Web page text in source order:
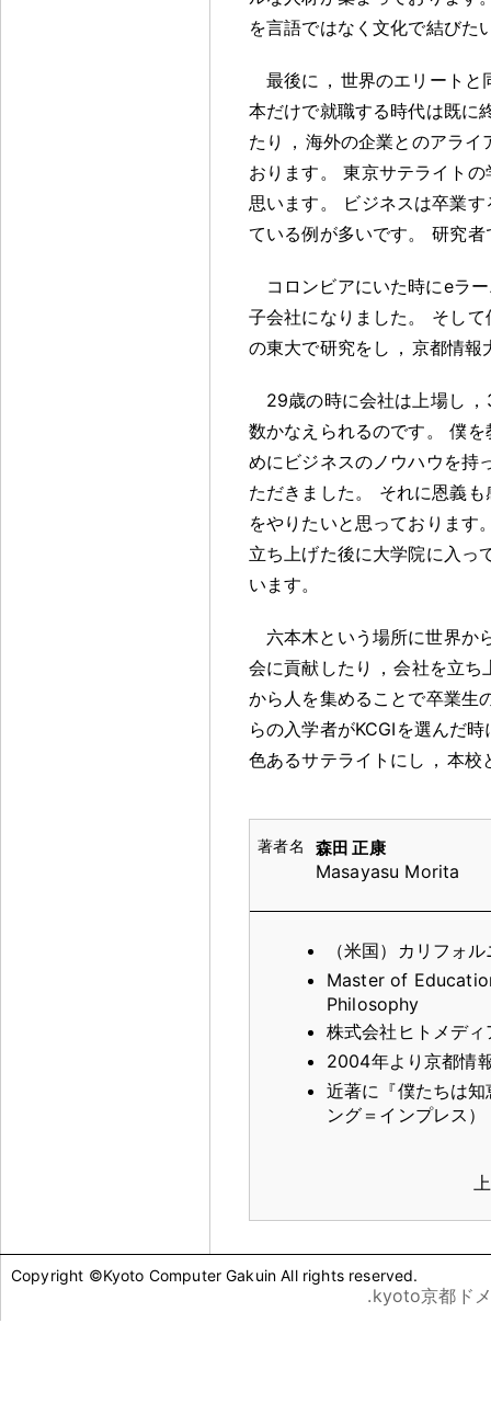
を言語ではなく文化で結びた
最後に ， 世界のエリートと
本だけで就職する時代は既に
たり
， 海外の企業とのアライ
おります 。
東京サテライトの
思います 。
ビジネスは卒業
ている例が多いです。 研究者
コロンビアにいた時にeラ
子会社になりました 。
そして
の東大で研究をし ， 京都情報
29歳の時に会社は上場し ，
数かなえられるのです 。
僕を
めにビジネスのノウハウを持
ただきました 。
それに恩義
をやりたいと思っております
立ち上げた後に大学院に入っ
います。
六本木という場所に世界か
会に貢献したり
， 会社を立ち
から人を集めることで卒業生
らの入学者がKCGIを選んだ時
色あるサテライトにし ， 本校
森田 正康
Masayasu Morita
（米国）カリフォ
Master of
Philosophy
株式会社ヒトメデ
2004年より京都情
近著に『僕たちは
ング＝インプレス）
Copyright ©Kyoto Computer Gakuin All rights reserved.
.kyoto京都ド